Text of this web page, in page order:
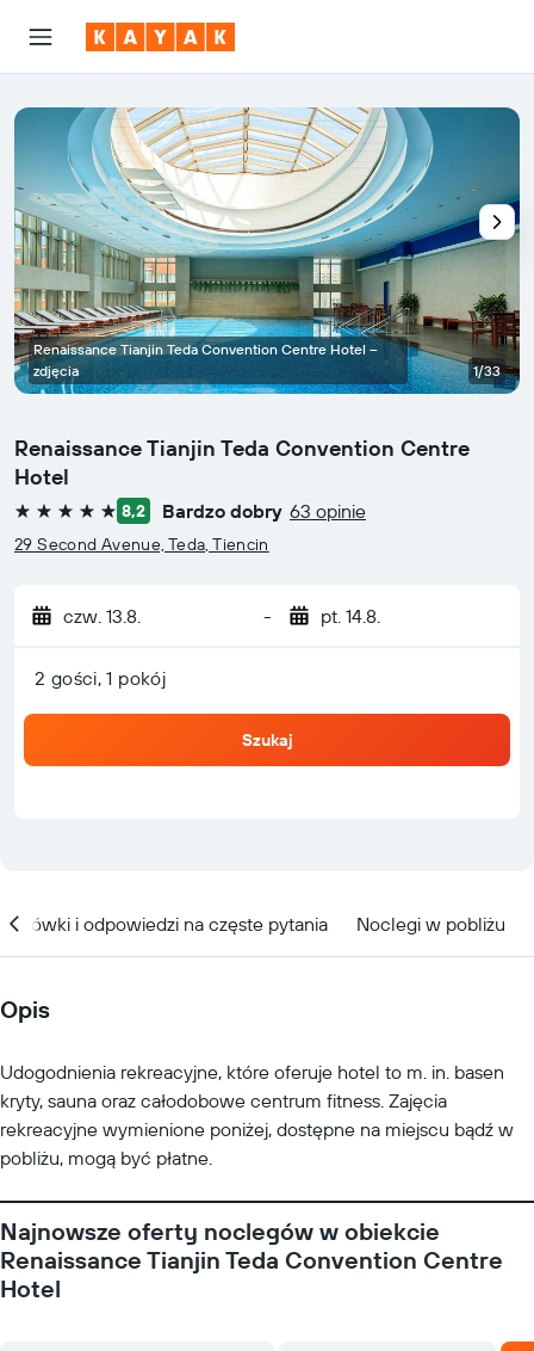
Renaissance Tianjin Teda Convention Centre
Hotel
5 gwiazdek 8,2 Bardzo dobry 63 opinie
29 Second Avenue, Teda, Tiencin
czw. 13.8. - pt. 14.8.
2 gości, 1 pokój
Szukaj
Renaissance Tianjin Teda Convention Centre Hotel –
zdjęcia
1/33
i odpowiedzi na częste pytania Noclegi w pobliżu
Opis
Udogodnienia rekreacyjne, które oferuje hotel to m. in. basen
kryty, sauna oraz całodobowe centrum fitness. Zajęcia
rekreacyjne wymienione poniżej, dostępne na miejscu bądź w
pobliżu, mogą być płatne.
Najnowsze oferty noclegów w obiekcie
Renaissance Tianjin Teda Convention Centre
Hotel